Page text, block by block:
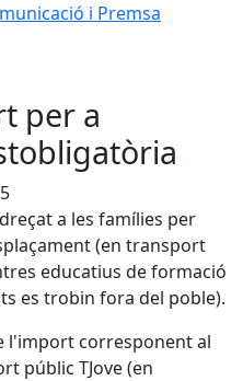
i Premsa
per a
a les famílies per
(en transport
educatius de formació
es trobin fora del poble).
l'import corresponent al
públic TJove (en